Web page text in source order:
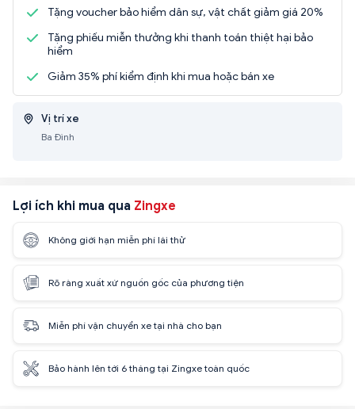
Tặng voucher bảo hiểm dân sự, vật chất giảm giá 20%
Tặng phiếu miễn thưởng khi thanh toán thiệt hại bảo
hiểm
Giảm 35% phí kiểm định khi mua hoặc bán xe
Vị trí xe
Ba Đình
Lợi ích khi mua qua Zingxe
Không giới hạn miễn phí lái thử
Rõ ràng xuất xứ nguồn gốc của phương tiện
Miễn phí vận chuyển xe tại nhà cho bạn
Bảo hành lên tới 6 tháng tại Zingxe toàn quốc